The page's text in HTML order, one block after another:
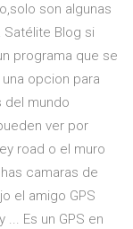
son algunas
Blog si
programa que se
opcion para
del mundo
ver por
road o el muro
camaras de
el amigo GPS
Es un GPS en